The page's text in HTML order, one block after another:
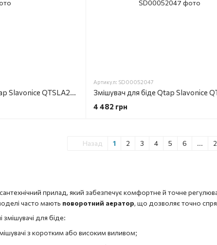
прилад, який забезпечує комфортне й точне
часто мають поворотний аератор, що дозволяє точно
змішувачі для біде:
з коротким або високим виливом;
Змішувач для біде Qtap Slavonice QTSLA255BLM45922 Black Matt
Артикул: SD00052047
4 482 грн
Назад 1 2 3 4 5 6 ...